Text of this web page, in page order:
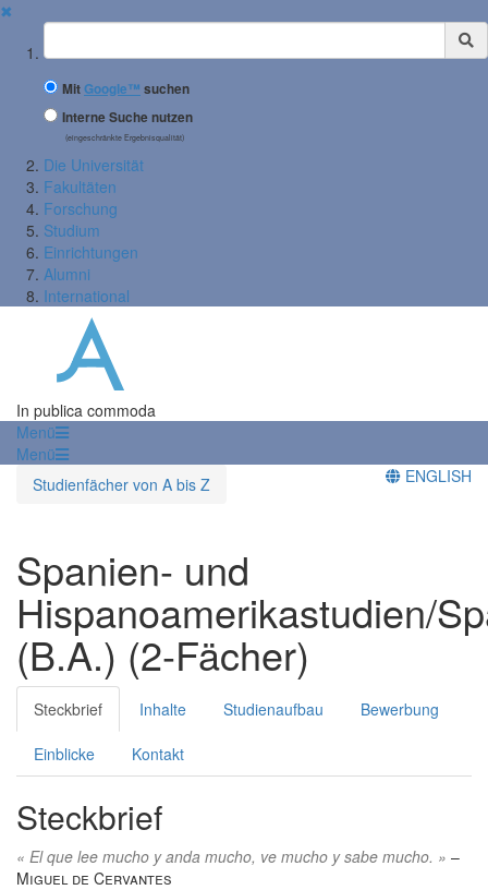
✖
Suchbegriff
MitGoogle™ suchen
Interne Suche nutzen
(eingeschränkte Ergebnisqualität)
Die Universität
Fakultäten
Forschung
Studium
Einrichtungen
Alumni
International
In publica commoda
Menü
Menü
Studienfächer von A bis Z
ENGLISH
Spanien- und
Hispanoamerikastudien/
(B.A.) (2-Fächer)
Steckbrief Inhalte Studienaufbau Bewerbung
Einblicke Kontakt
Steckbrief
« El que lee mucho y anda mucho, ve mucho y sabe mucho. » –
Miguel de Cervantes